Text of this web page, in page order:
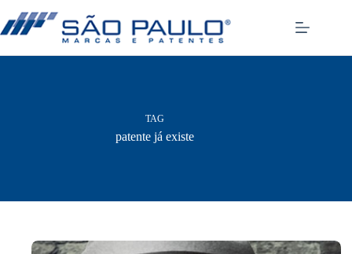
para
o
TAG
patente já existe